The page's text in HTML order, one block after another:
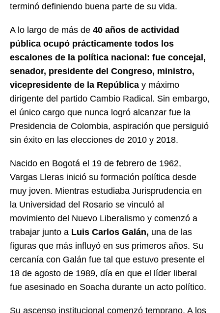
terminó definiendo buena parte de su vida.
A lo largo de más de 40 años de actividad
pública ocupó prácticamente todos los
escalones de la política nacional: fue concejal,
senador, presidente del Congreso, ministro,
vicepresidente de la República y máximo
dirigente del partido Cambio Radical. Sin embargo,
el único cargo que nunca logró alcanzar fue la
Presidencia de Colombia, aspiración que persiguió
sin éxito en las elecciones de 2010 y 2018.
Nacido en Bogotá el 19 de febrero de 1962,
Vargas Lleras inició su formación política desde
muy joven. Mientras estudiaba Jurisprudencia en
la Universidad del Rosario se vinculó al
movimiento del Nuevo Liberalismo y comenzó a
trabajar junto a Luis Carlos Galán, una de las
figuras que más influyó en sus primeros años. Su
cercanía con Galán fue tal que estuvo presente el
18 de agosto de 1989, día en que el líder liberal
fue asesinado en Soacha durante un acto político.
Su ascenso institucional comenzó temprano. A los